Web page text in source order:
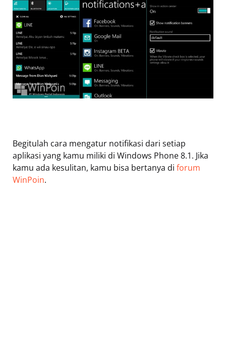
Begitulah cara mengatur notifikasi dari setiap
aplikasi yang kamu miliki di Windows Phone 8.1. Jika
kamu ada kesulitan, kamu bisa bertanya di forum
WinPoin.